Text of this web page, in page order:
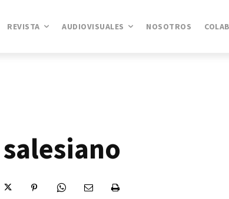
REVISTA AUDIOVISUALES NOSOTROS